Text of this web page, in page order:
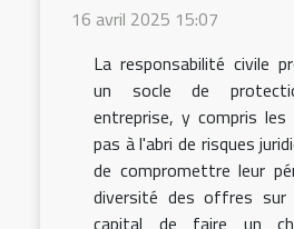
16 avril 2025 15:07
La responsabilité civile
un socle de
entreprise, y compris
pas à l'abri de risques
de compromettre leur
diversité des offres
capital de faire un